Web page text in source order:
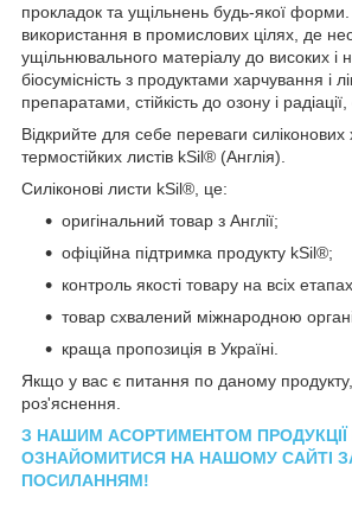
прокладок та ущільнень будь-якої
використання в промислових цілях, де
ущільнювального матеріалу до високих і
біосумісність з продуктами харчування і
препаратами, стійкість до озону і радіації,
Відкрийте для себе переваги силіконових
термостійких листів kSil® (Англія).
Силіконові листи kSil®, це:
оригінальний товар з Англії;
офіційна підтримка продукту kSil®;
контроль якості товару на всіх
товар схвалений міжнародною
краща пропозиція в Україні.
Якщо у вас є питання по даному продукту,
роз'яснення.
З НАШИМ АСОРТИМЕНТОМ
ОЗНАЙОМИТИСЯ НА НАШОМУ САЙТІ
ПОСИЛАННЯМ!